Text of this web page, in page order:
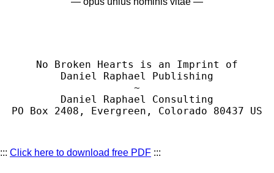
No Broken Hearts is an Imprint of
Daniel Raphael Publishing
~
Daniel Raphael Consulting
::: Click here to download free PDF :::